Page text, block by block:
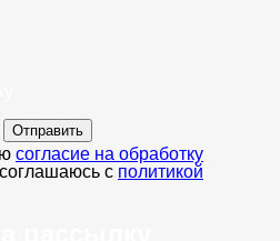
Отправить
согласие на обработку
с политикой